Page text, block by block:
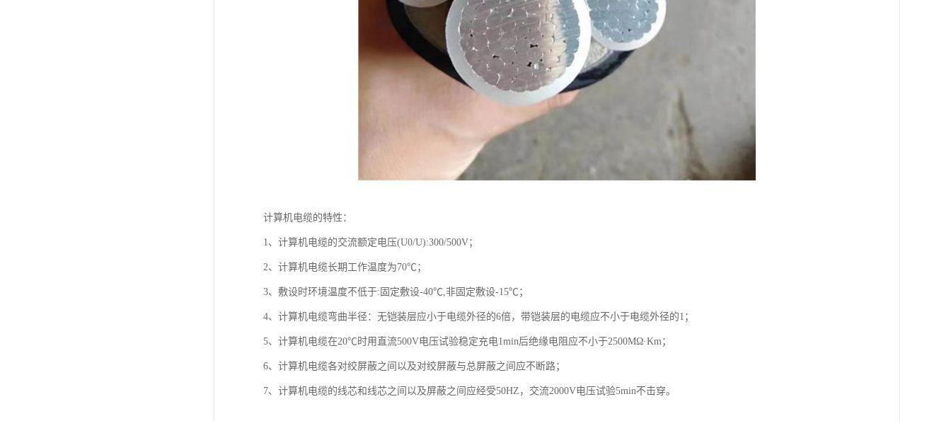
计算机电缆的特性：
1、计算机电缆的交流额定电压(U0/U):300/500V；
2、计算机电缆长期工作温度为70℃；
3、敷设时环境温度不低于:固定敷设-40℃,非固定敷设-15℃；
4、计算机电缆弯曲半径：无铠装层应小于电缆外径的6倍，带铠装层的电缆应不小于电缆外径的1；
5、计算机电缆在20℃时用直流500V电压试验稳定充电1min后绝缘电阻应不小于2500MΩ·Km；
6、计算机电缆各对绞屏蔽之间以及对绞屏蔽与总屏蔽之间应不断路；
7、计算机电缆的线芯和线芯之间以及屏蔽之间应经受50HZ，交流2000V电压试验5min不击穿。